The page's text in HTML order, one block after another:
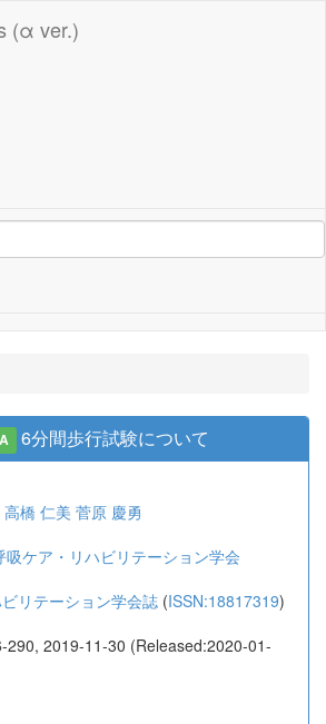
(α ver.)
6分間歩行試験について
高橋 仁美 菅原 慶勇
ケア・リハビリテーション学会
リテーション学会誌 (ISSN:18817319)
290, 2019-11-30 (Released:2020-01-